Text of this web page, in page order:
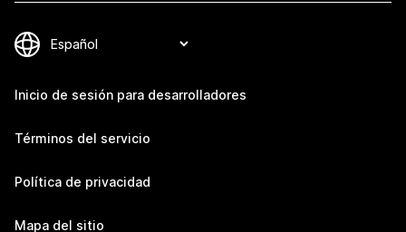
Inicio de sesión para desarrolladores
Términos del servicio
Política de privacidad
Mapa del sitio